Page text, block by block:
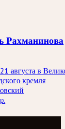
Рахманинова
августа в
кремля